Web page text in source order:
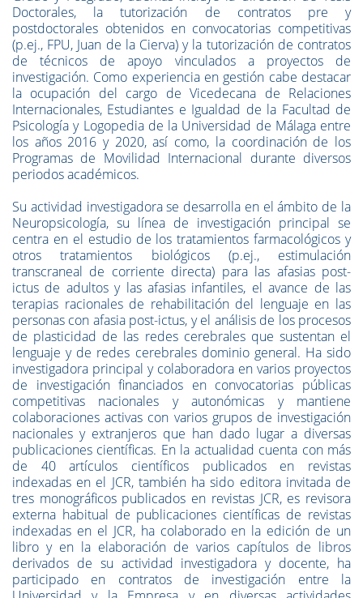
Doctorales, la tutorización de contratos pre y
postdoctorales obtenidos en convocatorias competitivas
(p.ej., FPU, Juan de la Cierva) y la tutorización de contratos
de técnicos de apoyo vinculados a proyectos de
investigación. Como experiencia en gestión cabe destacar
la ocupación del cargo de Vicedecana de Relaciones
Internacionales, Estudiantes e Igualdad de la Facultad de
Psicología y Logopedia de la Universidad de Málaga entre
los años 2016 y 2020, así como, la coordinación de los
Programas de Movilidad Internacional durante diversos
periodos académicos.
Su actividad investigadora se desarrolla en el ámbito de la
Neuropsicología, su línea de investigación principal se
centra en el estudio de los tratamientos farmacológicos y
otros tratamientos biológicos (p.ej., estimulación
transcraneal de corriente directa) para las afasias post-
ictus de adultos y las afasias infantiles, el avance de las
terapias racionales de rehabilitación del lenguaje en las
personas con afasia post-ictus, y el análisis de los procesos
de plasticidad de las redes cerebrales que sustentan el
lenguaje y de redes cerebrales dominio general. Ha sido
investigadora principal y colaboradora en varios proyectos
de investigación financiados en convocatorias públicas
competitivas nacionales y autonómicas y mantiene
colaboraciones activas con varios grupos de investigación
nacionales y extranjeros que han dado lugar a diversas
publicaciones científicas. En la actualidad cuenta con más
de 40 artículos científicos publicados en revistas
indexadas en el JCR, también ha sido editora invitada de
tres monográficos publicados en revistas JCR, es revisora
externa habitual de publicaciones científicas de revistas
indexadas en el JCR, ha colaborado en la edición de un
libro y en la elaboración de varios capítulos de libros
derivados de su actividad investigadora y docente, ha
participado en contratos de investigación entre la